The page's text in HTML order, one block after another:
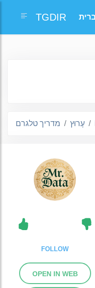
TGDIR
מדריך טלגרם עָרוּץ
FOLLOW
OPEN IN WEB